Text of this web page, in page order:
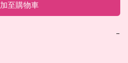
加至購物車
−